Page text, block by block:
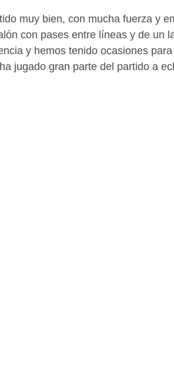
muy bien, con mucha fuerza y
con pases entre líneas y de un
y hemos tenido ocasiones
jugado gran parte del partido a